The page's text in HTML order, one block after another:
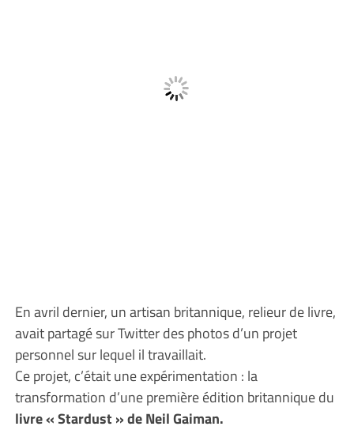
En avril dernier, un artisan britannique, relieur de livre,
avait partagé sur Twitter des photos d’un projet
personnel sur lequel il travaillait.
Ce projet, c’était une expérimentation : la
transformation d’une première édition britannique du
livre « Stardust » de Neil Gaiman.